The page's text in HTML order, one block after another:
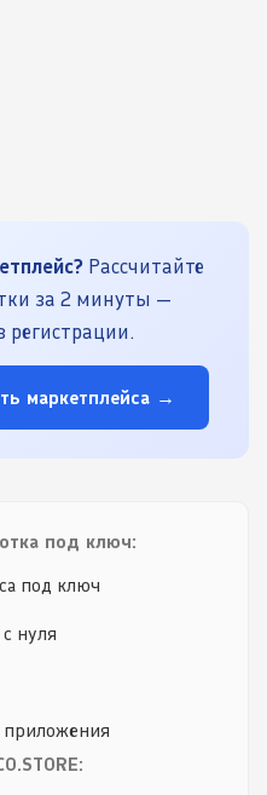
Рассчитайте
за 2 минуты —
регистрации.
маркетплейса →
под ключ:
под ключ
нуля
приложения